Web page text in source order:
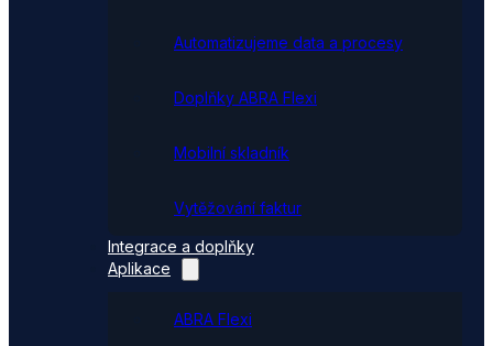
Automatizujeme data a procesy
Doplňky ABRA Flexi
Mobilní skladník
Vytěžování faktur
Integrace a doplňky
Aplikace
ABRA Flexi